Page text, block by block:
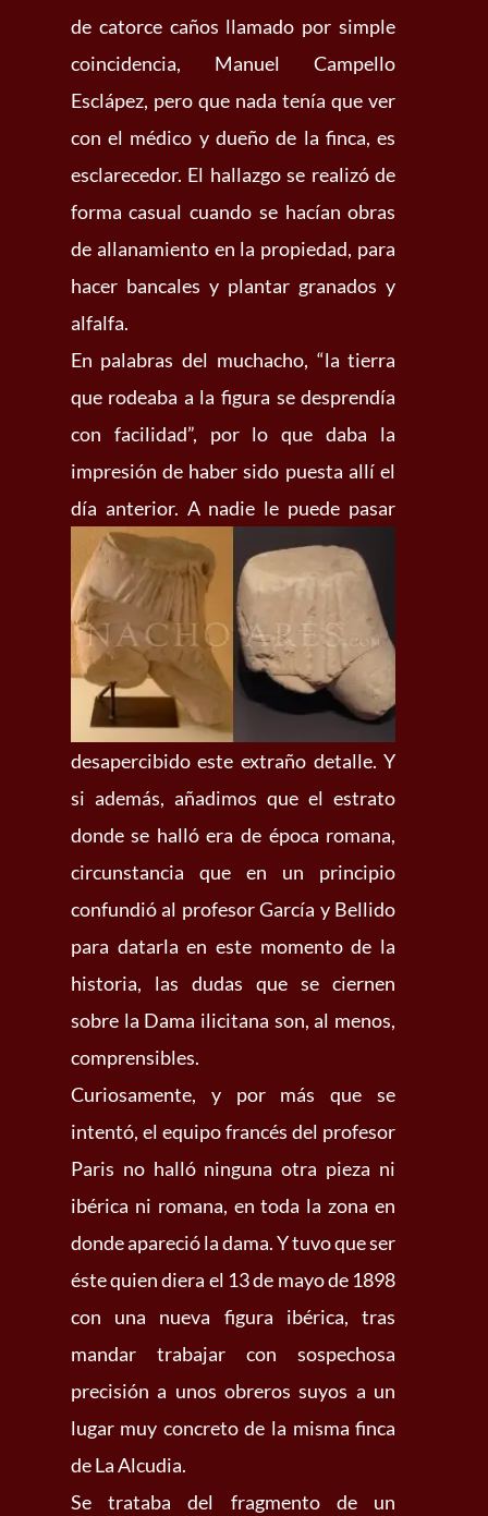
de catorce caños llamado por simple
coincidencia, Manuel Campello
Esclápez, pero que nada tenía que ver
con el médico y dueño de la finca, es
esclarecedor. El hallazgo se realizó de
forma casual cuando se hacían obras
de allanamiento en la propiedad, para
hacer bancales y plantar granados y
alfalfa.
En palabras del muchacho, “la tierra
que rodeaba a la figura se desprendía
con facilidad”, por lo que daba la
impresión de haber sido puesta allí el
día anterior. A nadie le puede pasar
desapercibido este extraño detalle. Y
si además, añadimos que el estrato
donde se halló era de época romana,
circunstancia que en un principio
confundió al profesor García y Bellido
para datarla en este momento de la
historia, las dudas que se ciernen
sobre la Dama ilicitana son, al menos,
comprensibles.
Curiosamente, y por más que se
intentó, el equipo francés del profesor
Paris no halló ninguna otra pieza ni
ibérica ni romana, en toda la zona en
donde apareció la dama. Y tuvo que ser
éste quien diera el 13 de mayo de 1898
con una nueva figura ibérica, tras
mandar trabajar con sospechosa
precisión a unos obreros suyos a un
lugar muy concreto de la misma finca
de La Alcudia.
Se trataba del fragmento de un